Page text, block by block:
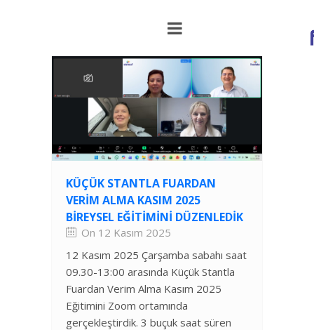
KÜÇÜK STANTLA FUARDAN
VERIM ALMA KASIM 2025
BIREYSEL EĞITIMINI DÜZENLEDIK
On 12 Kasım 2025
12 Kasım 2025 Çarşamba sabahı saat
09.30-13:00 arasında Küçük Stantla
Fuardan Verim Alma Kasım 2025
Eğitimini Zoom ortamında
gerçekleştirdik. 3 buçuk saat süren